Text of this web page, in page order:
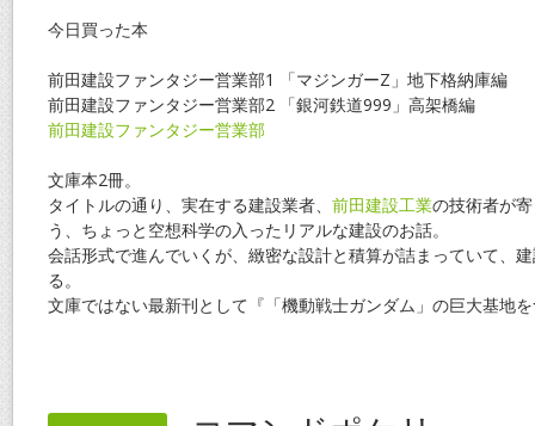
今日買った本
前田建設ファンタジー営業部1 「マジンガーZ」地下格納庫編
前田建設ファンタジー営業部2 「銀河鉄道999」高架橋編
前田建設ファンタジー営業部
文庫本2冊。
タイトルの通り、実在する建設業者、 前田建設工業の技術者が
う、ちょっと空想科学の入ったリアルな建設のお話。
会話形式で進んでいくが、緻密な設計と積算が詰まっていて、
る。
文庫ではない最新刊として『「機動戦士ガンダム」の巨大基地